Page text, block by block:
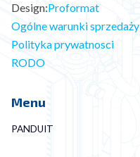
Design:Proformat
Ogólne warunki sprzedaży
Polityka prywatnosci
RODO
Menu
PANDUIT